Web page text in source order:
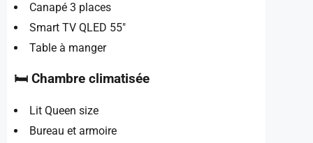
Canapé 3 places
Smart TV QLED 55″
Table à manger
🛏️ Chambre climatisée
Lit Queen size
Bureau et armoire